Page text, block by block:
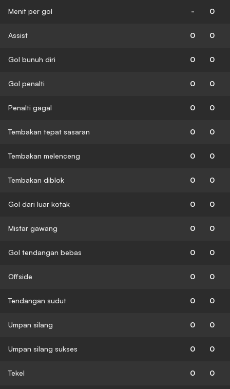
Menit per gol - 0
Assist 0 0
Gol bunuh diri 0 0
Gol penalti 0 0
Penalti gagal 0 0
Tembakan tepat sasaran 0 0
Tembakan melenceng 0 0
Tembakan diblok 0 0
Gol dari luar kotak 0 0
Mistar gawang 0 0
Gol tendangan bebas 0 0
Offside 0 0
Tendangan sudut 0 0
Umpan silang 0 0
Umpan silang sukses 0 0
Tekel 0 0